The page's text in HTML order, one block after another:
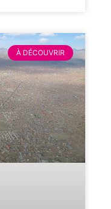
À DÉCOUVRIR